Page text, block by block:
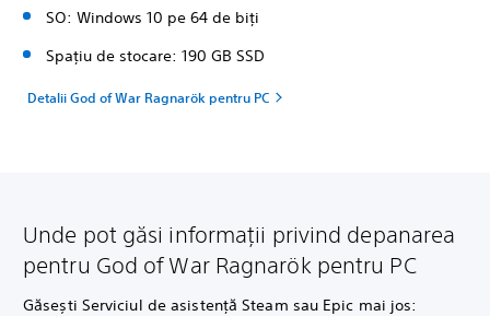
SO: Windows 10 pe 64 de biți
Spațiu de stocare: 190 GB SSD
Detalii God of War Ragnarök pentru PC
Unde pot găsi informații privind depanarea
pentru God of War Ragnarök pentru PC
Găsești Serviciul de asistență Steam sau Epic mai jos: